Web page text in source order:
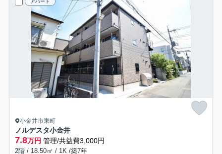
アパート
小金井市東町
ノルデスタ小金井
7.8万円 管理/共益費3,000円
2階 / 18.50㎡ / 1K /築7年